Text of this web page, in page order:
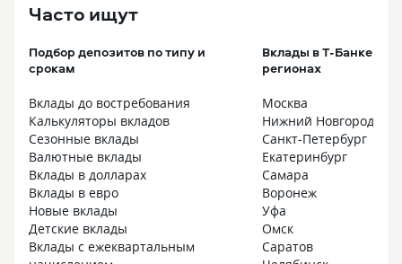
на счету, это меня останавливает
спокойнее копить с Т-Банком.
В других банках были ситуации,
хорошо, ровно и спокойно. Я даже
накопительный счет открыла.
Первый раз, между прочим, можете
меня поздравить с дебютом. Никаких
рисков, деньги можно забрать
в любой момент. Оказывается, можно
чтобы было открыто несколько
накопительных счетов. Так
и планирую сделать, в будущем
она была 11%.
ответил и всё
бессрочный,
на ежедневный
держать деньги
угодно. Также
что ставку
и увеличить её
ссылку, а
Часто ищут
Подбор депозитов по типу и
срокам
Вклады до востребования
Калькуляторы вкладов
Сезонные вклады
Валютные вклады
Вклады в долларах
Вклады в евро
Новые вклады
Детские вклады
Вклады с ежеквартальным
Вклады в Т-Банке в
регионах
Москва
Нижний Новгород
Санкт-Петербург
Екатеринбург
Самара
Воронеж
Уфа
Омск
Саратов